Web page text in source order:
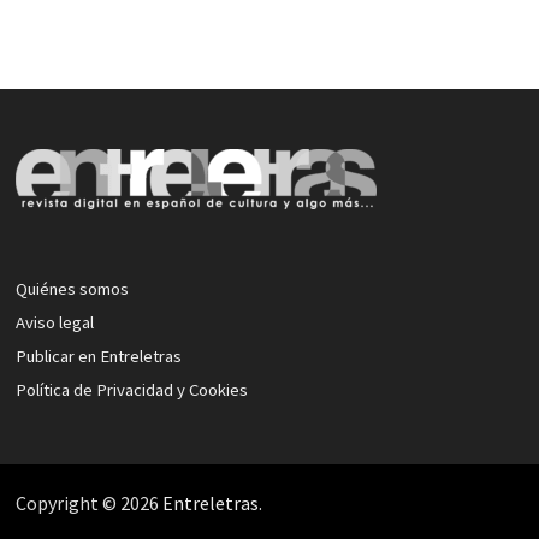
Quiénes somos
Aviso legal
Publicar en Entreletras
Política de Privacidad y Cookies
Copyright © 2026 Entreletras.